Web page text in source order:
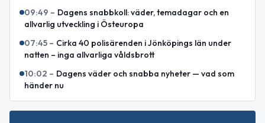
09:49 – Dagens snabbkoll: väder, temadagar och en
allvarlig utveckling i Östeuropa
07:45 – Cirka 40 polisärenden i Jönköpings län under
natten – inga allvarliga våldsbrott
10:02 – Dagens väder och snabba nyheter — vad som
händer nu